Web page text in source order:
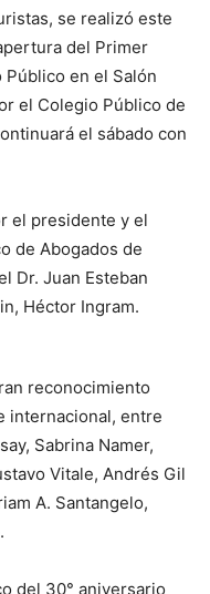
se realizó este
del Primer
en el Salón
el Colegio Público de
el sábado con
el presidente y el
de Abogados de
Dr. Juan Esteban
Héctor Ingram.
reconocimiento
internacional, entre
Sabrina Namer,
Vitale, Andrés Gil
A. Santangelo,
del 30° aniversario